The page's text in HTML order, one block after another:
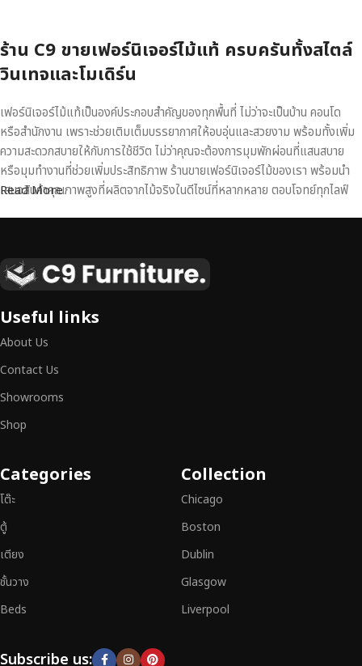
ร้าน C9 ขายเฟอร์นิเจอร์ไม้แท้ ครบครันทั้งสไตล์
วินเทจและโมเดิร์น
เฟอร์นิเจอร์ไม้แท้เป็นองค์ประกอบสำคัญของทุกพื้นที่ ไม่ว่าจะเป็นบ้าน คอนโด
หรือสำนักงาน เพราะช่วยเติมเต็มบรรยากาศให้อบอุ่นและสวยงาม พร้อมทั้งเพิ่ม
ความสะดวกสบายให้กับการใช้ชีวิต ไม่ว่าคุณจะต้องการมุมพักผ่อนที่แสนสบาย
หรือมุมทำงานที่ช่วยเพิ่มประสิทธิภาพ ร้านขายเฟอร์นิเจอร์ไม้ของเรา พร้อมนำ
เสนอสินค้าคุณภาพสูงที่ผลิตจากไม้จริงในดีไซน์ที่หลากหลาย ตอบโจทย์ทุกไลฟ์
เหนือระดับ
เฟอร์นิเจอร์ไม้ไม่ใช่เพียงของตกแต่ง แต่เป็นงานศิลปะที่สะท้อนถึงรสนิยมและ
สามารถผสานความสวยงาม ความแข็งแรง และการใช้งานที่ตอบโจทย์ทุกความ
ต้องการได้อย่างลงตัว เฟอร์นิเจอร์ทุกชิ้นของเราผลิตจากวัสดุคุณภาพสูง ผ่าน
การตรวจสอบมาตรฐานอย่างเคร่งครัด
สิก และการใช้งานที่ยาวนาน
ประกันคุณภาพและการบริการที่ดีที่สุด
Read More
Useful links
About Us
Contact Us
Showrooms
Shop
Categories
โต๊ะ
ตู้
เตียง
ชั้นวาง
Beds
Collection
Chicago
Boston
Dublin
Glasgow
Liverpool
Subscribe us: